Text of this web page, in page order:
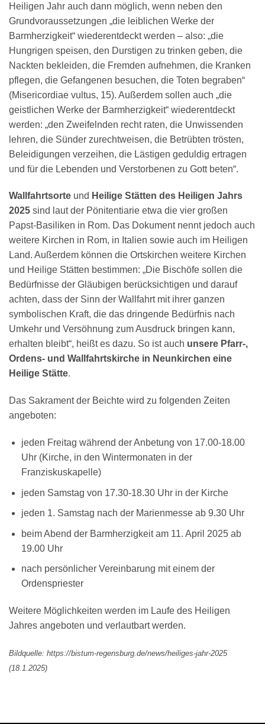
Heiligen Jahr auch dann möglich, wenn neben den
Grundvoraussetzungen „die leiblichen Werke der
Barmherzigkeit“ wiederentdeckt werden – also: „die
Hungrigen speisen, den Durstigen zu trinken geben, die
Nackten bekleiden, die Fremden aufnehmen, die Kranken
pflegen, die Gefangenen besuchen, die Toten begraben“
(Misericordiae vultus, 15). Außerdem sollen auch „die
geistlichen Werke der Barmherzigkeit“ wiederentdeckt
werden: „den Zweifelnden recht raten, die Unwissenden
lehren, die Sünder zurechtweisen, die Betrübten trösten,
Beleidigungen verzeihen, die Lästigen geduldig ertragen
und für die Lebenden und Verstorbenen zu Gott beten“.
Wallfahrtsorte und Heilige Stätten des Heiligen Jahrs
2025 sind laut der Pönitentiarie etwa die vier großen
Papst-Basiliken in Rom. Das Dokument nennt jedoch auch
weitere Kirchen in Rom, in Italien sowie auch im Heiligen
Land. Außerdem können die Ortskirchen weitere Kirchen
und Heilige Stätten bestimmen: „Die Bischöfe sollen die
Bedürfnisse der Gläubigen berücksichtigen und darauf
achten, dass der Sinn der Wallfahrt mit ihrer ganzen
symbolischen Kraft, die das dringende Bedürfnis nach
Umkehr und Versöhnung zum Ausdruck bringen kann,
erhalten bleibt“, heißt es dazu. So ist auch unsere Pfarr-,
Ordens- und Wallfahrtskirche in Neunkirchen eine
Heilige Stätte.
Das Sakrament der Beichte wird zu folgenden Zeiten
angeboten:
jeden Freitag während der Anbetung von 17.00-18.00
Uhr (Kirche, in den Wintermonaten in der
Franziskuskapelle)
jeden Samstag von 17.30-18.30 Uhr in der Kirche
jeden 1. Samstag nach der Marienmesse ab 9.30 Uhr
beim Abend der Barmherzigkeit am 11. April 2025 ab
19.00 Uhr
nach persönlicher Vereinbarung mit einem der
Ordenspriester
Weitere Möglichkeiten werden im Laufe des Heiligen
Jahres angeboten und verlautbart werden.
Bildquelle: https://bistum-regensburg.de/news/heiliges-jahr-2025
(18.1.2025)